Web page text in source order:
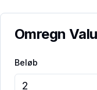
Omregn
Beløb